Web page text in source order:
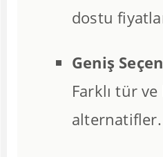
dostu
Geniş
Farklı tür
alternatifler.